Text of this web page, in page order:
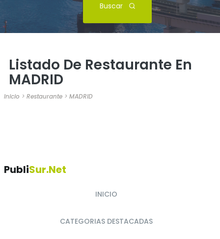
Buscar
Listado De Restaurante En
MADRID
Inicio > Restaurante> MADRID
PubliSur.net
INICIO
CATEGORIAS DESTACADAS